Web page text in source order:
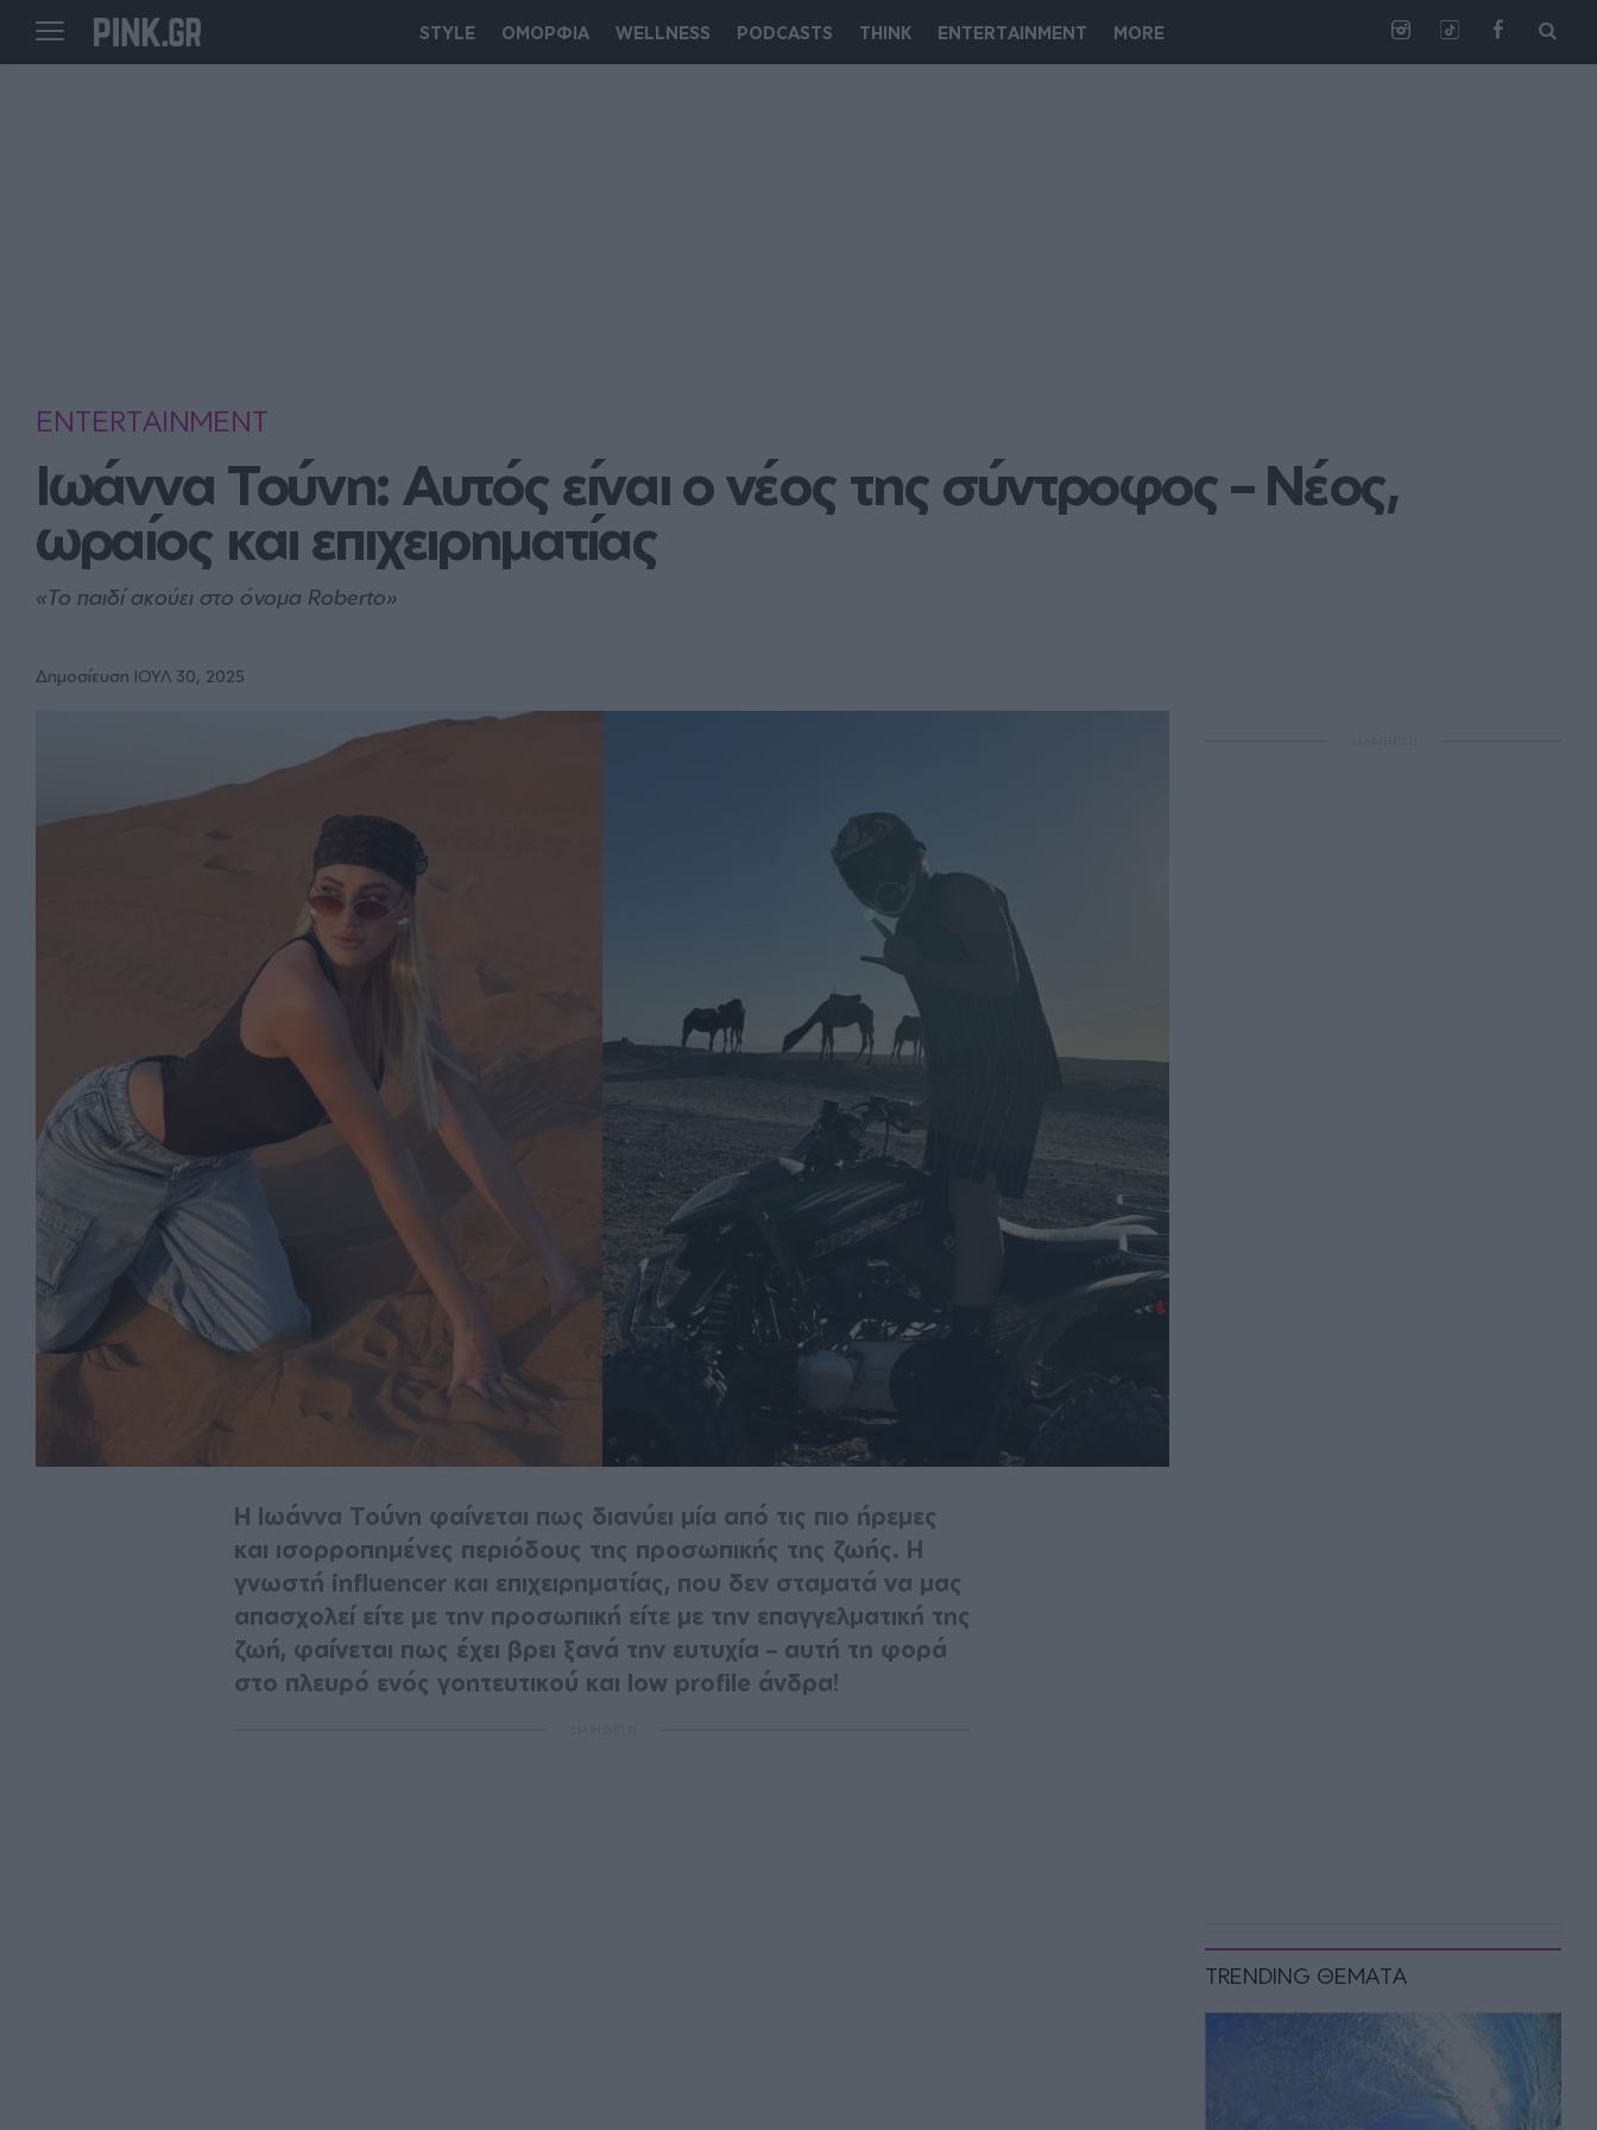
STYLE ΟΜΟΡΦΙΑ WELLNESS PODCASTS THINK ENTERTAINMENT MORE
ENTERTAINMENT
Ιωάννα Τούνη: Αυτός είναι ο νέος της σύντροφος – Νέος,
ωραίος και επιχειρηματίας
«Το παιδί ακούει στο όνομα Roberto»
Δημοσίευση ΙΟΥΛ 30, 2025
TRENDING ΘΕΜΑΤΑ
Η Ιωάννα Τούνη φαίνεται πως διανύει μία από τις πιο ήρεμες
και ισορροπημένες περιόδους της προσωπικής της ζωής. Η
γνωστή influencer και επιχειρηματίας, που δεν σταματά να μας
απασχολεί είτε με την προσωπική είτε με την επαγγελματική της
ζωή, φαίνεται πως έχει βρει ξανά την ευτυχία – αυτή τη φορά
στο πλευρό ενός γοητευτικού και low profile άνδρα!